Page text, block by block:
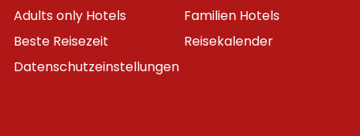
Adults only Hotels
Familien Hotels
Beste Reisezeit
Reisekalender
Datenschutzeinstellungen